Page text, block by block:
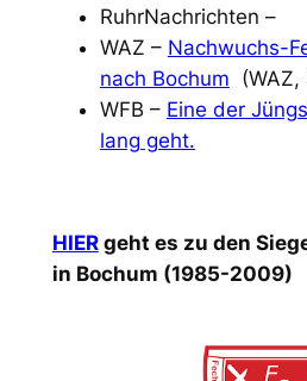
RuhrNachrichten –
WAZ – Nachwuchs-
nach Bochum (WAZ,
WFB – Eine der
lang geht.
HIER geht es zu den
in Bochum (1985-2009)